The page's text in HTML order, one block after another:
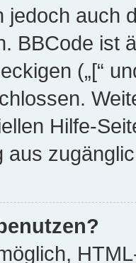
jedoch auch
BBCode ist
(„[“
Hilfe-
aus